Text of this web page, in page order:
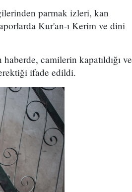
parmak izleri, kan
Kur'an-ı Kerim ve dini
camilerin kapatıldığı ve
ifade edildi.